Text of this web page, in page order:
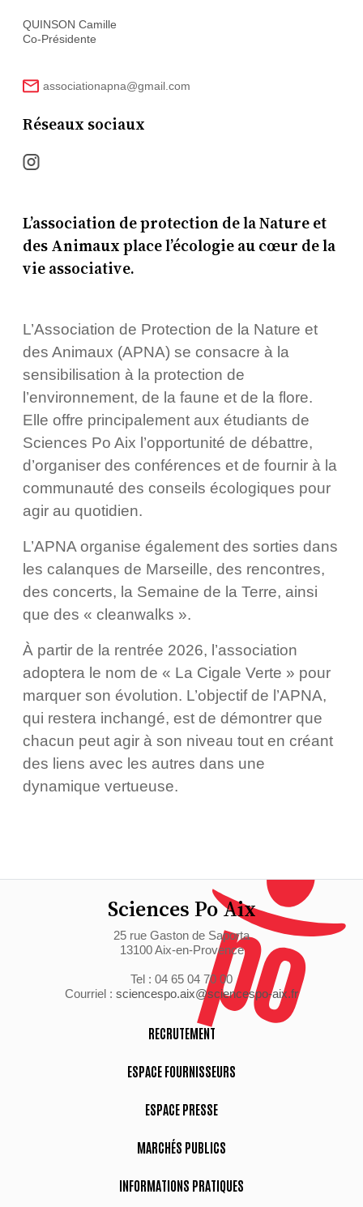
QUINSON Camille
Co-Présidente
associationapna@gmail.com
Réseaux sociaux
L’association de protection de la Nature et
des Animaux place l’écologie au cœur de la
vie associative.
L’Association de Protection de la Nature et
des Animaux (APNA) se consacre à la
sensibilisation à la protection de
l’environnement, de la faune et de la flore.
Elle offre principalement aux étudiants de
Sciences Po Aix l’opportunité de débattre,
d’organiser des conférences et de fournir à la
communauté des conseils écologiques pour
agir au quotidien.
L’APNA organise également des sorties dans
les calanques de Marseille, des rencontres,
des concerts, la Semaine de la Terre, ainsi
que des « cleanwalks ».
À partir de la rentrée 2026, l’association
adoptera le nom de « La Cigale Verte » pour
marquer son évolution. L’objectif de l’APNA,
qui restera inchangé, est de démontrer que
chacun peut agir à son niveau tout en créant
des liens avec les autres dans une
dynamique vertueuse.
Sciences Po Aix
25 rue Gaston de Saporta
13100 Aix-en-Provence
Tel : 04 65 04 70 00
Courriel : sciencespo.aix@sciencespo-aix.fr
RECRUTEMENT
ESPACE FOURNISSEURS
ESPACE PRESSE
MARCHÉS PUBLICS
INFORMATIONS PRATIQUES